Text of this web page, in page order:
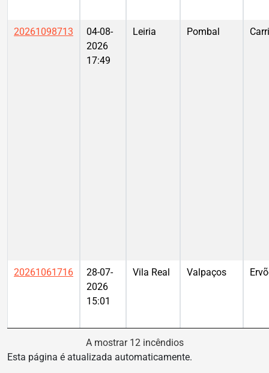
20261098713
04-08-
2026
17:49
Leiria Pombal
20261061716
28-07-
2026
15:01
Vila Real Valpaços
A mostrar 12 incêndios
Esta página é atualizada automaticamente.